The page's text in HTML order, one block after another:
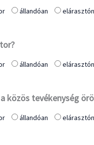
állandóan elárasztón
állandóan elárasztón
közös tevékenység
állandóan elárasztón